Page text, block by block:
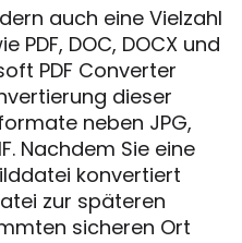
auch eine Vielzahl
DOC, DOCX und
PDF Converter
dieser
neben JPG,
Nachdem Sie eine
konvertiert
zur späteren
sicheren Ort